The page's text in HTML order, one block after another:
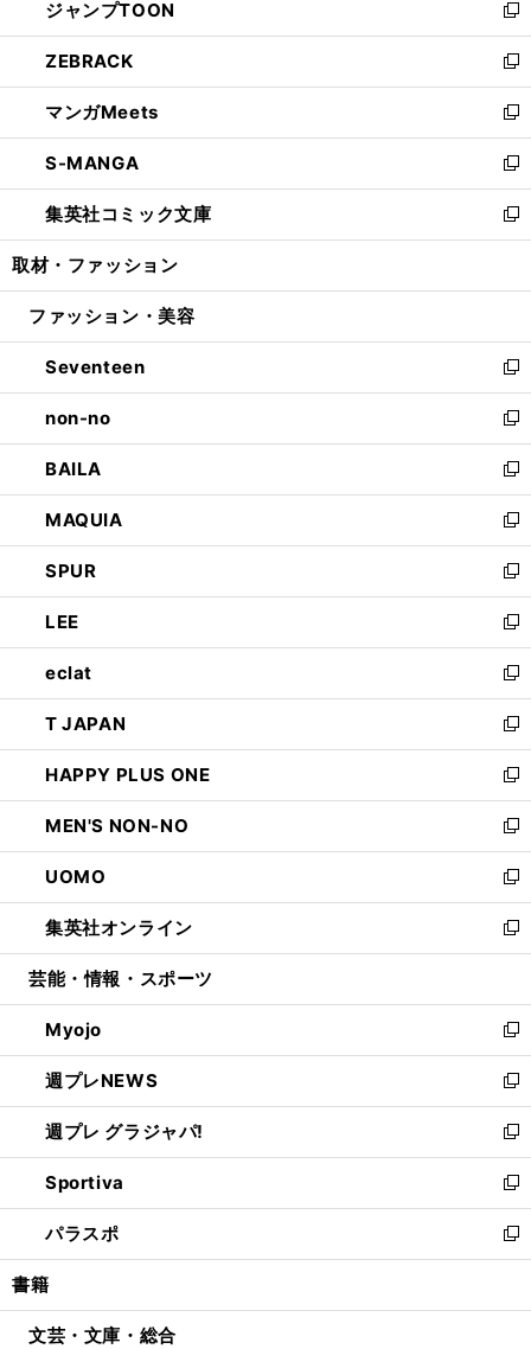
く
で
開
く
ド
ウ
で
開
く
ィ
ン
ド
ウ
で
開
く
い
ウ
ィ
ン
ド
ウ
で
開
く
ジャンプTOON
新
し
い
ウ
ィ
ン
ド
ウ
で
開
ZEBRACK
新
し
い
ウ
ィ
ン
ド
ウ
開
マンガMeets
新
し
い
ウ
ィ
ン
ウ
開
く
S-MANGA
新
し
い
ウ
ン
ウ
で
開
く
集英社コミック文庫
新
し
ウ
ン
ド
ウ
で
開
く
取材・ファッション
ファッション・美容
Seventeen
新
し
い
ウ
ィ
ン
ド
ウ
で
開
く
non-no
新
し
い
ウ
ィ
ン
ド
ウ
で
開
く
BAILA
新
し
い
ウ
ィ
ン
ド
ウ
で
開
く
MAQUIA
新
し
い
ウ
ィ
ン
ド
ウ
で
開
く
SPUR
新
し
い
ウ
ィ
ン
ド
ウ
で
開
く
LEE
新
し
い
ウ
ィ
ン
ド
ウ
で
開
く
eclat
新
し
い
ウ
ィ
ン
ド
ウ
で
開
く
T JAPAN
新
し
い
ウ
ィ
ン
ド
ウ
で
開
HAPPY PLUS ONE
新
し
い
ウ
ィ
ン
ド
ウ
開
く
MEN'S NON-NO
新
し
い
ウ
ィ
ン
ウ
で
開
く
UOMO
新
し
い
ウ
ン
ド
ウ
で
開
く
集英社オンライン
新
し
ウ
ィ
ン
ド
ウ
で
開
く
芸能・情報・スポーツ
Myojo
新
し
い
ウ
ィ
ン
ド
ウ
で
開
週プレNEWS
新
し
い
ウ
ィ
ン
ド
ウ
開
週プレ グラジャパ!
新
し
い
ウ
ィ
ン
ウ
Sportiva
新
し
い
ウ
ン
パラスポ
新
し
ウ
書籍
文芸・文庫・総合